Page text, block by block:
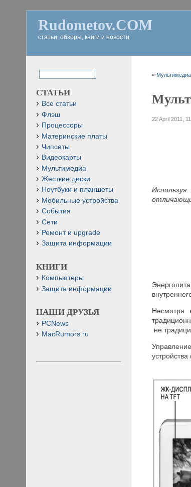
Rudometov.COM
статьи, обзоры, книги и новости
«
22 April 2011,
Несмотря
не
СТАТЬИ
Все статьи
Флэш
Процессоры
Материнские платы
Чипсеты
Видеокарты
Мультимедиа
Жесткие диски
Ноутбуки и планшеты
Мобильные устройства
События
Сети
Ремонт и upgrade
Защита информации
КНИГИ
Компьютеры
Защита информации
НАШИ ДРУЗЬЯ
PCNews
MacRumors.ru